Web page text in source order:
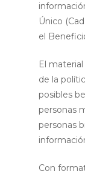
Único
el
El
de la
posibles
personas
personas
Con